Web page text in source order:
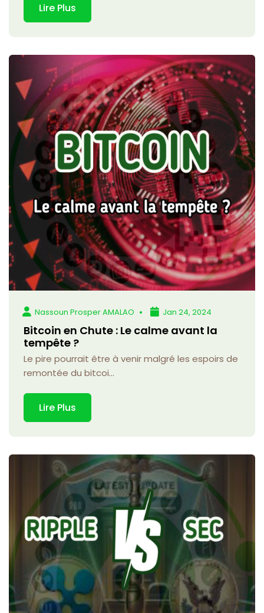
Lire Plus
Nassoun Prosper AMALAO Jan 24, 2024
Bitcoin en Chute : Le calme avant la
tempête ?
Le pire pourrait être à venir malgré les espoirs de
remontée du bitcoi...
Lire Plus